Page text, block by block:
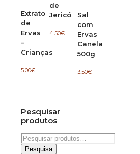
Extrato
de
Ervas
–
Crianças
5.00€
de
Jericó
4.50€
Sal
com
Ervas
Canela
500g
3.50€
Pesquisar
produtos
Pesquisar
por:
Pesquisa